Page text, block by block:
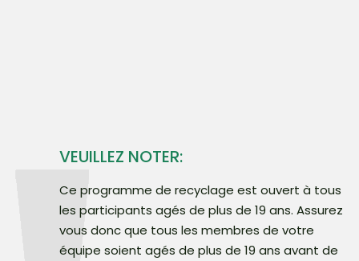
VEUILLEZ NOTER:
Ce programme de recyclage est ouvert à tous
les participants agés de plus de 19 ans. Assurez
vous donc que tous les membres de votre
équipe soient agés de plus de 19 ans avant de